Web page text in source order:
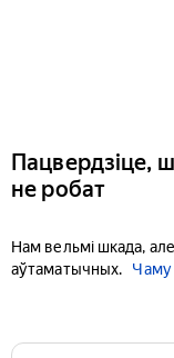
Пацвердзіце,
не робат
Нам вельмі шкада,
аўтаматычных.
Чаму